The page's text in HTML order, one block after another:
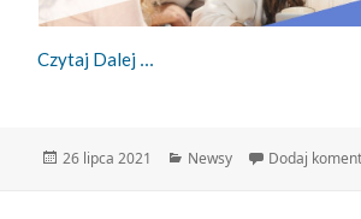
Czytaj Dalej
Data
26 lipca 2021 Kategorie
Newsy Dodaj